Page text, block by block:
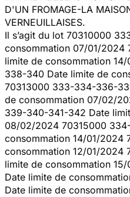
D'UN FROMAGE-LA
VERNEUILLAISES.
Il s’agit du lot 70310000
consommation 07/01/2024
limite de consommation
338-340 Date limite de
70313000 333-334-336-
de consommation 07/02/
339-340-341-342 Date
08/02/2024 70315000
consommation 14/01/2024
consommation 12/01/2024
limite de consommation
Date limite de
Date limite de